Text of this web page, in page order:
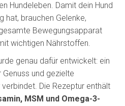
Hundeleben. Damit dein Hund
hat, brauchen Gelenke,
Bewegungsapparat
wichtigen Nährstoffen.
genau dafür entwickelt: ein
und gezielte
Die Rezeptur enthält
MSM und Omega-3-